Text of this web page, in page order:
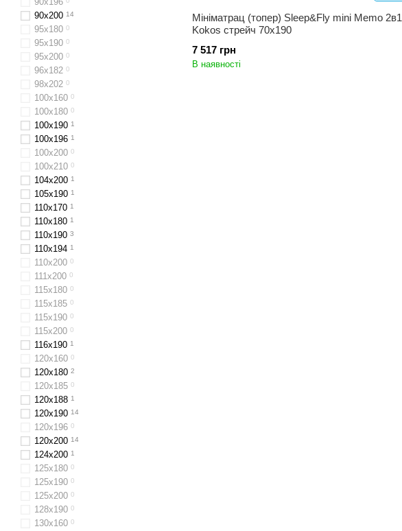
Мініматрац (топер) Sleep&Fly mini Memo 2в1
Kokos стрейч 70x190
7 517 грн
В наявності
90x200 14
95х180 0
95х190 0
95х200 0
96х182 0
98х202 0
100x160 0
100х180 0
100х190 1
100х196 1
100x200 0
100х210 0
104x200 1
105х190 1
110х170 1
110x180 1
110x190 3
110x194 1
110х200 0
111x200 0
115х180 0
115х185 0
115х190 0
115х200 0
116x190 1
120x160 0
120x180 2
120x185 0
120х188 1
120x190 14
120х196 0
120x200 14
124x200 1
125х180 0
125х190 0
125х200 0
128x190 0
130х160 0